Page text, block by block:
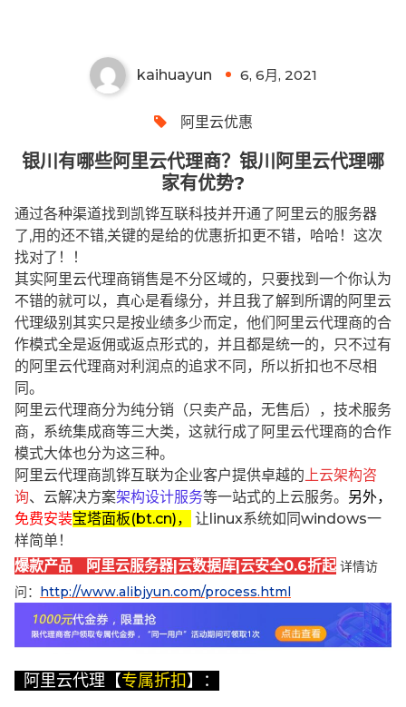
kaihuayun 6, 6月, 2021
阿里云优惠
银川有哪些阿里云代理商？银川阿里云代理哪
家有优势?
通过各种渠道找到凯铧互联科技并开通了阿里云的服务器
了,用的还不错,关键的是给的优惠折扣更不错，哈哈！这次
找对了！！
其实阿里云代理商销售是不分区域的，只要找到一个你认为
不错的就可以，真心是看缘分，并且我了解到所谓的阿里云
代理级别其实只是按业绩多少而定，他们阿里云代理商的合
作模式全是返佣或返点形式的，并且都是统一的，只不过有
的阿里云代理商对利润点的追求不同，所以折扣也不尽相
同。
阿里云代理商分为纯分销（只卖产品，无售后），技术服务
商，系统集成商等三大类，这就行成了阿里云代理商的合作
模式大体也分为这三种。
阿里云代理商凯铧互联为企业客户提供卓越的 上云架构咨
询、云解决方案架构设计服务等一站式的上云服务。 另外，
免费安装宝塔面板(bt.cn)，
让linux系统如同windows一
样简单！
爆款产品 阿里云服务器|云数据库|云安全0.6折起 详情访
问： http://www.alibjyun.com/process.html
阿里云代理【专属折扣】：